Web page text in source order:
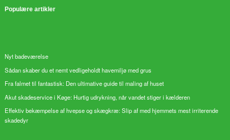
Populære artikler
Nyt badeværelse
Sådan skaber du et nemt vedligeholdt havemiljø med grus
Fra falmet til fantastisk: Den ultimative guide til maling af huset
Akut skadeservice i Køge: Hurtig udrykning, når vandet stiger i kælderen
Effektiv bekæmpelse af hvepse og skægkræ: Slip af med hjemmets mest irriterende
skadedyr